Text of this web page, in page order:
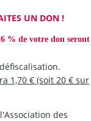
UN DON !
% de votre don seront
1,70 € (soit 20 € sur
des